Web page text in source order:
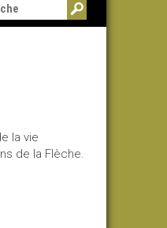
la vie
de la Flèche.